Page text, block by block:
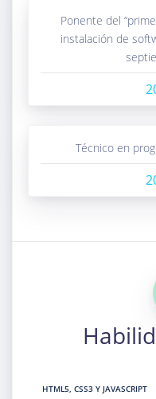
ponente del “primer festival latinoamericano de
instalación de
técnico en
HTML5, CSS3 Y JAVASCRIPT